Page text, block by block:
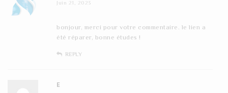
Juin 21, 2023
bonjour, merci pour votre commentaire. le lien a
été réparer, bonne études !
REPLY
E